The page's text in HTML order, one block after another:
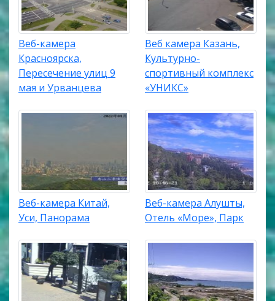
Веб-камера
Красноярска,
Пересечение улиц 9
мая и Урванцева
Веб камера Казань,
Культурно-
спортивный комплекс
«УНИКС»
Веб-камера Китай,
Уси, Панорама
Веб-камера Алушты,
Отель «Море», Парк